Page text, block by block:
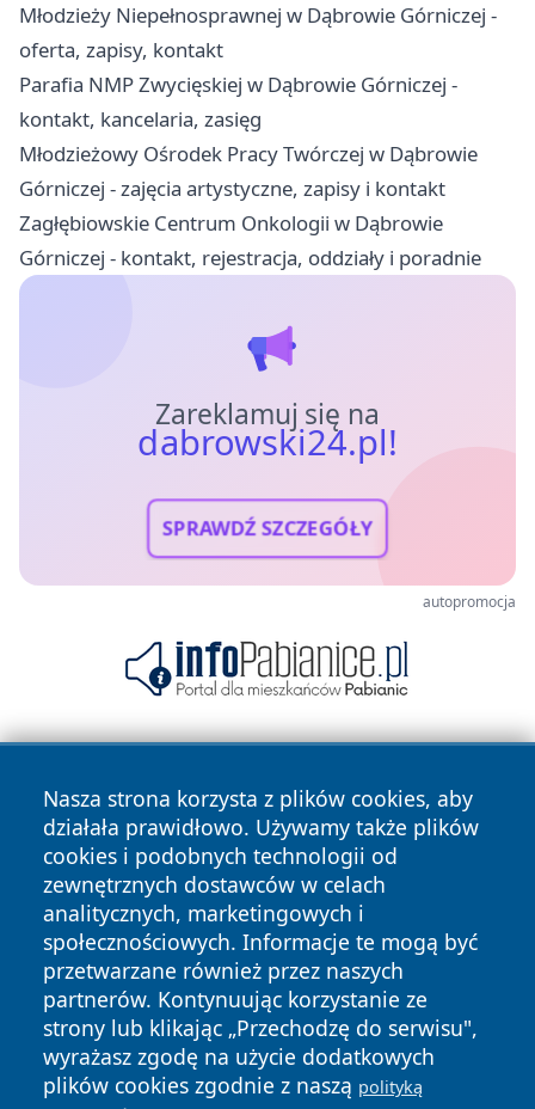
Młodzieży Niepełnosprawnej w Dąbrowie Górniczej -
oferta, zapisy, kontakt
Parafia NMP Zwycięskiej w Dąbrowie Górniczej -
kontakt, kancelaria, zasięg
Młodzieżowy Ośrodek Pracy Twórczej w Dąbrowie
Górniczej - zajęcia artystyczne, zapisy i kontakt
Zagłębiowskie Centrum Onkologii w Dąbrowie
Górniczej - kontakt, rejestracja, oddziały i poradnie
Zareklamuj się na
dabrowski24.pl!
SPRAWDŹ SZCZEGÓŁY
autopromocja
Nasza strona korzysta z plików cookies, aby
działała prawidłowo. Używamy także plików
cookies i podobnych technologii od
zewnętrznych dostawców w celach
analitycznych, marketingowych i
społecznościowych. Informacje te mogą być
przetwarzane również przez naszych
partnerów. Kontynuując korzystanie ze
strony lub klikając „Przechodzę do serwisu",
wyrażasz zgodę na użycie dodatkowych
plików cookies zgodnie z naszą polityką
Copyright © 2026 dabrowski24.pl Wszystkie prawa
zastrzeżone.
News Autorzy
Polityka
Prywatności
Polityka
Cookies